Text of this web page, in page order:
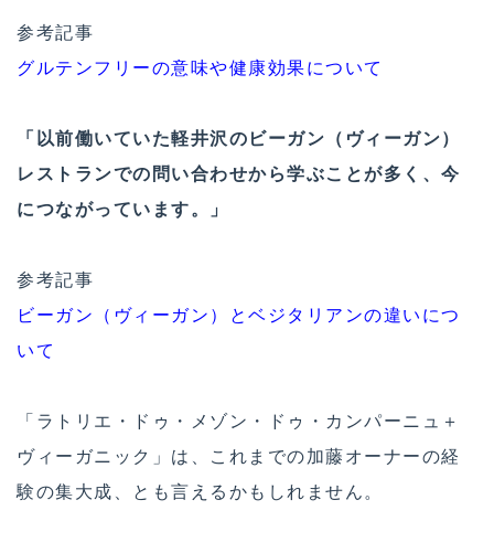
参考記事
グルテンフリーの意味や健康効果について
「以前働いていた軽井沢のビーガン（ヴィーガン）
レストランでの問い合わせから学ぶことが多く、今
につながっています。」
参考記事
ビーガン（ヴィーガン）とベジタリアンの違いにつ
いて
「ラトリエ・ドゥ・メゾン・ドゥ・カンパーニュ＋
ヴィーガニック」は、これまでの加藤オーナーの経
験の集大成、とも言えるかもしれません。